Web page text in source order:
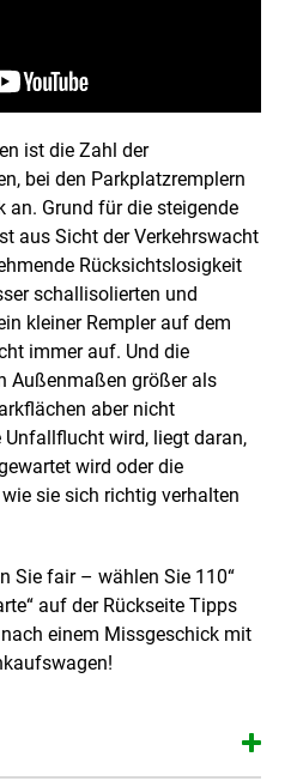
ist die Zahl der
bei den Parkplatzremplern
an. Grund für die steigende
aus Sicht der Verkehrswacht
Rücksichtslosigkeit
schallisolierten und
kleiner Rempler auf dem
immer auf. Und die
Außenmaßen größer als
aber nicht
Unfallflucht wird, liegt daran,
wird oder die
sie sich richtig verhalten
Sie fair – wählen Sie 110“
auf der Rückseite Tipps
einem Missgeschick mit